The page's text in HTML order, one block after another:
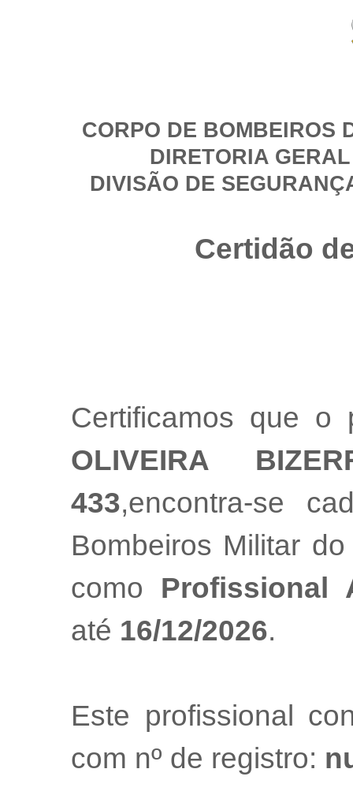
CORPO DE BOMBEIROS
DIRETORIA
DIVISÃO DE
Certidão
Certificamos que o
OLIVEIRA
433,encontra-se
Bombeiros Militar
como Profissional
até 16/12/2026.
Este profissional
com nº de registro: